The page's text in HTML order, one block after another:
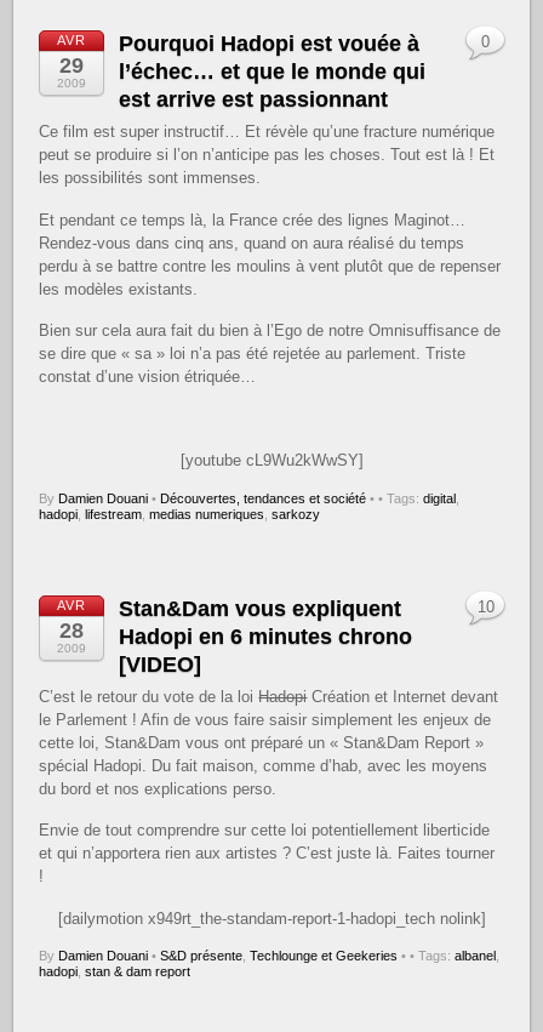
AVR
29
2009
Pourquoi Hadopi est vouée à
l’échec… et que le monde qui
est arrive est passionnant
Ce film est super instructif… Et révèle qu’une fracture numérique
peut se produire si l’on n’anticipe pas les choses. Tout est là ! Et
les possibilités sont immenses.
Et pendant ce temps là, la France crée des lignes Maginot…
Rendez-vous dans cinq ans, quand on aura réalisé du temps
perdu à se battre contre les moulins à vent plutôt que de repenser
les modèles existants.
Bien sur cela aura fait du bien à l’Ego de notre Omnisuffisance de
se dire que « sa » loi n’a pas été rejetée au parlement. Triste
constat d’une vision étriquée…
[youtube cL9Wu2kWwSY]
By Damien Douani • Découvertes, tendances et société •
0
• Tags:digital
hadopi ,lifestream ,medias numeriques ,sarkozy
AVR
28
2009
Stan&Dam vous expliquent
Hadopi en 6 minutes chrono
[VIDEO]
C’est le retour du vote de la loiHadopiCréation et Internet devant
le Parlement ! Afin de vous faire saisir simplement les enjeux de
cette loi, Stan&Dam vous ont préparé un « Stan&Dam Report »
spécial Hadopi. Du fait maison, comme d’hab, avec les moyens
du bord et nos explications perso.
Envie de tout comprendre sur cette loi potentiellement liberticide
et qui n’apportera rien aux artistes ? C’est juste là. Faites tourner
!
[dailymotion x949rt_the-standam-report-1-hadopi_tech nolink]
By Damien Douani • S&D présente ,Techlounge et Geekeries •
10
• Tags:albanel
hadopi ,stan & dam report